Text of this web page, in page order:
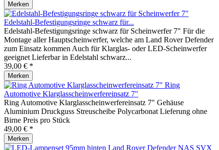
Merken
Edelstahl-Befestigungsringe schwarz für...
Edelstahl-Befestigungsringe schwarz für Scheinwerfer 7" Für die
Montage aller Hauptscheinwerfer, welche am Land Rover Defender
zum Einsatz kommen Auch für Klarglas- oder LED-Scheinwerfer
geeignet Lieferbar in Edelstahl schwarz...
39,00 € *
Merken
Ring
Automotive Klarglasscheinwerfereinsatz 7"
Ring Automotive Klarglasscheinwerfereinsatz 7" Gehäuse
Aluminium Druckguss Streuscheibe Polycarbonat Lieferung ohne
Birne Preis pro Stück
49,00 € *
Merken